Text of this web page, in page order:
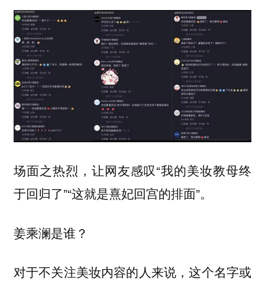
场面之热烈，让网友感叹“我的美妆教母终
于回归了”“这就是熹妃回宫的排面”。
姜乘澜是谁？
对于不关注美妆内容的人来说，这个名字或